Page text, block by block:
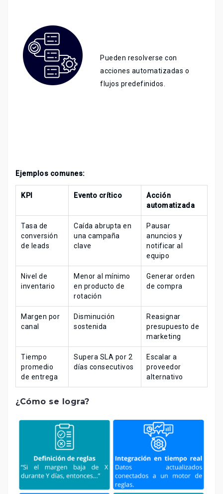
Pueden resolverse con
acciones automatizadas o
flujos predefinidos.
Ejemplos comunes:
KPI Evento crítico
Acción
automatizada
Tasa de
conversión
de leads
Caída abrupta en
una campaña
clave
Pausar
anuncios y
notificar al
equipo
Nivel de
inventario
Menor al mínimo
en producto de
rotación
Generar orden
de compra
Margen por
canal
Disminución
sostenida
Reasignar
presupuesto de
marketing
Tiempo
promedio
de entrega
Supera SLA por 2
días consecutivos
Escalar a
proveedor
alternativo
¿Cómo se logra?